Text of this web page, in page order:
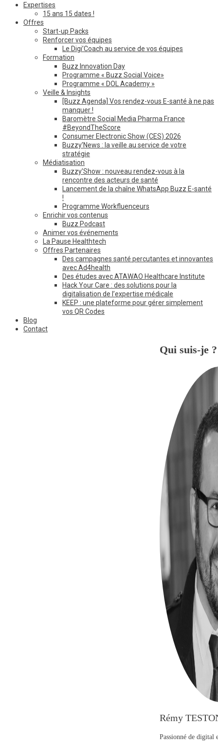
Expertises
15 ans 15 dates !
Offres
Start-up Packs
Renforcer vos équipes
Le Digi’Coach au service de vos équipes
Formation
Buzz Innovation Day
Programme « Buzz Social Voice»
Programme « DOL Academy »
Veille & Insights
[Buzz Agenda] Vos rendez-vous E-santé à ne pas
manquer !
Baromètre Social Media Pharma France
#BeyondTheScore
Consumer Electronic Show (CES) 2026
Buzzy’News : la veille au service de votre
stratégie
Médiatisation
Buzzy’Show : nouveau rendez-vous à la
rencontre des acteurs de santé
Lancement de la chaîne WhatsApp Buzz E-santé
!
Programme Workfluenceurs
Enrichir vos contenus
Buzz Podcast
Animer vos événements
La Pause Healthtech
Offres Partenaires
Des campagnes santé percutantes et innovantes
avec Ad4health
Des études avec ATAWAO Healthcare Institute
Hack Your Care : des solutions pour la
digitalisation de l’expertise médicale
KEEP : une plateforme pour gérer simplement
vos QR Codes
Blog
Contact
Qui suis-je ?
Rémy
Passionné de digital